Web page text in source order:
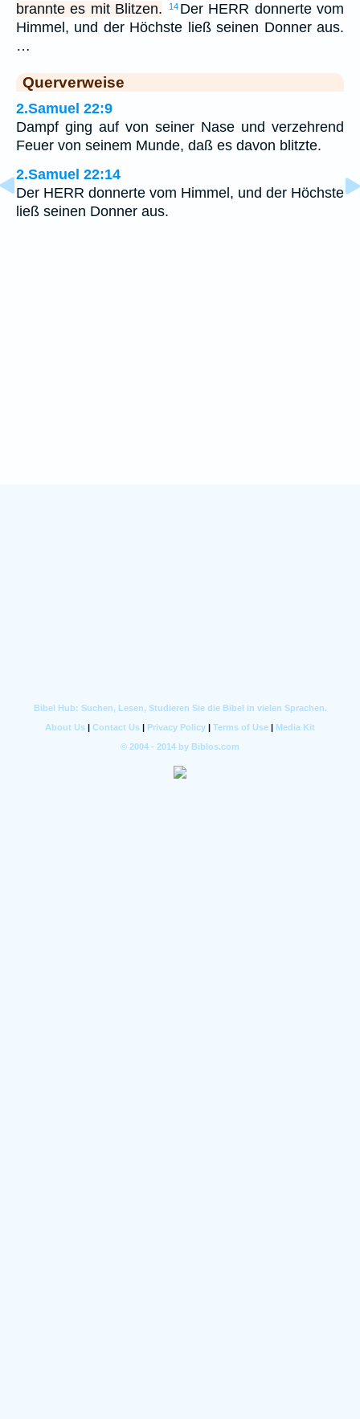
brannte es mit Blitzen.
14 Der HERR donnerte vom
Himmel, und der Höchste ließ seinen Donner aus.
…
Querverweise
2.Samuel 22:9
Dampf ging auf von seiner Nase und verzehrend
Feuer von seinem Munde, daß es davon blitzte.
2.Samuel 22:14
Der HERR donnerte vom Himmel, und der Höchste
ließ seinen Donner aus.